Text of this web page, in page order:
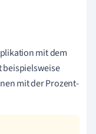
mit dem
beispielsweise
mit der Prozent-